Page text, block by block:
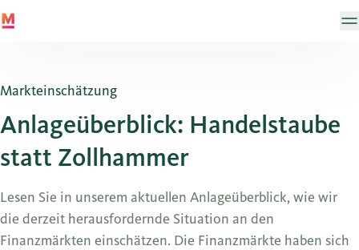
Markteinschätzung
Anlageüberblick: Handelstaube
statt Zollhammer
Lesen Sie in unserem aktuellen Anlageüberblick, wie wir
die derzeit herausfordernde Situation an den
Finanzmärkten einschätzen. Die Finanzmärkte haben sich